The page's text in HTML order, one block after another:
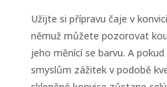
Užijte si přípravu čaje v
němuž můžete pozorovat
jeho měnící se barvu. A
smyslům zážitek v podobě